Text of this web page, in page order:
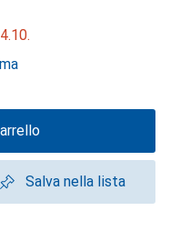
Salva nella lista